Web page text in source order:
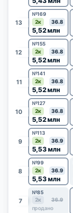
13
№169
2к 36.8
5,52 млн
12
№155
2к 36.8
5,52 млн
11
№141
2к 36.8
5,52 млн
10
№127
2к 36.8
5,52 млн
9
№113
2к 36.9
5,53 млн
8
№99
2к 36.9
5,53 млн
7
№85
2к
36.9
продано